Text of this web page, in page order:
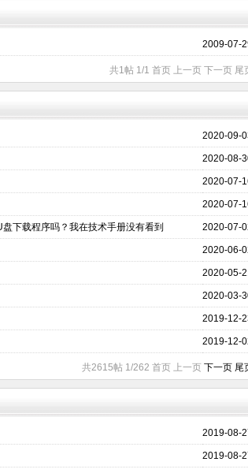
2009-07-
共1帖 1/1 首页 上一页 下一页 尾
2020-09-
2020-08-
2020-07-
2020-07-
下载程序吗？我在技术手册没有看到 2020-07-
2020-06-
2020-05-
2020-03-
2019-12-
2019-12-
共2615帖 1/262 首页 上一页 下一页 尾
2019-08-
2019-08-